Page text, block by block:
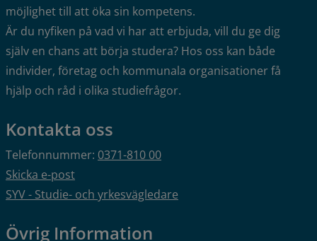
möjlighet till att öka sin kompetens.
Är du nyfiken på vad vi har att erbjuda, vill du ge dig
själv en chans att börja studera? Hos oss kan både
individer, företag och kommunala organisationer få
hjälp och råd i olika studiefrågor.
Kontakta oss
Telefonnummer: 0371-810 00
Skicka e-post
SYV - Studie- och yrkesvägledare
Övrig Information